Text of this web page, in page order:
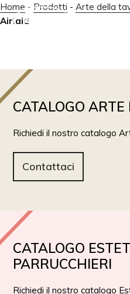
Home - Prodotti - Arte della
Airlaid
CATALOGO
Richiedi il nostro catalogo
Contattaci
CATALOGO
PARRUCCHIERI
Richiedi il nostro catalogo